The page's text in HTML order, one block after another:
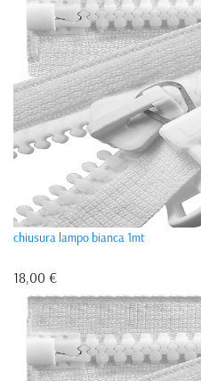
chiusura lampo bianca 1mt
18,00 €